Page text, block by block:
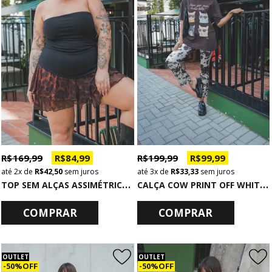
T
OP SEM ALÇAS ASSIMÉTRICO COM ABERTURA PRETO
R$ 169,99 R$ 84,99
2x de R$ 42,50 sem juros
COMPRAR
C
ALÇA COW PRINT OFF WHITE COM ELASTANO
R$ 199,99 R$ 99,99
3xde R$ 33,33sem juros
COMPRAR
OUTLET
50% OFF
OUTLET
50% OFF